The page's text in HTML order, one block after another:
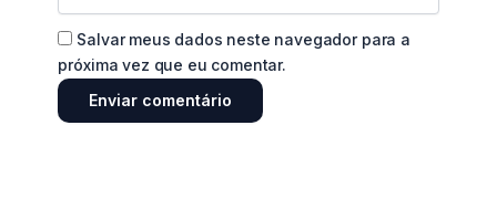
Salvar meus dados neste navegador para a
próxima vez que eu comentar.